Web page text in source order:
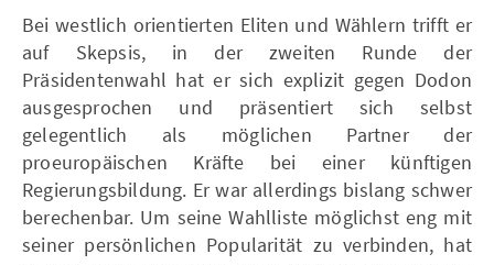
Bei westlich orientierten Eliten und Wählern trifft er
auf Skepsis, in der zweiten Runde der
Präsidentenwahl hat er sich explizit gegen Dodon
ausgesprochen und präsentiert sich selbst
gelegentlich als möglichen Partner der
proeuropäischen Kräfte bei einer künftigen
Regierungsbildung. Er war allerdings bislang schwer
berechenbar. Um seine Wahlliste möglichst eng mit
seiner persönlichen Popularität zu verbinden, hat